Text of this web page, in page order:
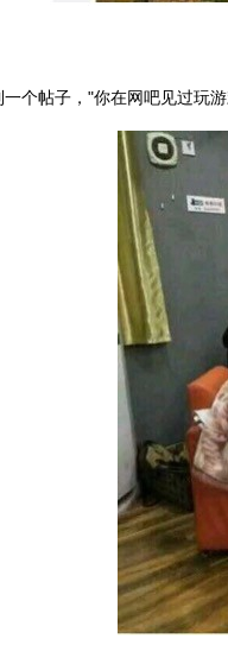
一个帖子，"你在网吧见过玩